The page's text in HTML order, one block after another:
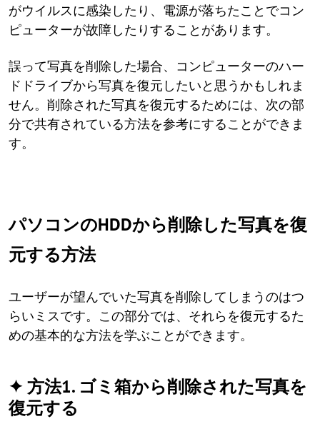
がウイルスに感染したり、電源が落ちたことでコン
ピューターが故障したりすることがあります。
誤って写真を削除した場合、コンピューターのハー
ドドライブから写真を復元したいと思うかもしれま
せん。削除された写真を復元するためには、次の部
分で共有されている方法を参考にすることができま
す。
パソコンのHDDから削除した写真を復
元する方法
ユーザーが望んでいた写真を削除してしまうのはつ
らいミスです。この部分では、それらを復元するた
めの基本的な方法を学ぶことができます。
✦ 方法1. ゴミ箱から削除された写真を
復元する